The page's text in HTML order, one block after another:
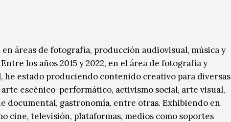
áreas de fotografía, producción audiovisual, música y
los años 2015 y 2022, en el área de fotografía y
he estado produciendo contenido creativo para diversas
escénico-performático, activismo social, arte visual,
documental, gastronomía, entre otras. Exhibiendo en
cine, televisión, plataformas, medios como soportes